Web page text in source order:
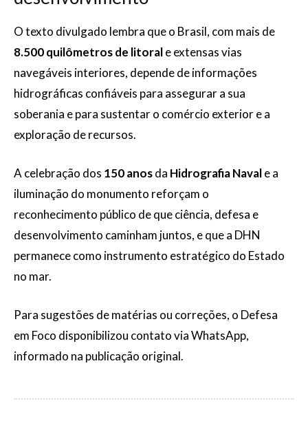
O texto divulgado lembra que o Brasil, com mais de
8.500 quilômetros de litorale extensas vias
navegáveis interiores, depende de informações
hidrográficas confiáveis para assegurar a sua
soberania e para sustentar o comércio exterior e a
exploração de recursos.
A celebração dos 150 anosda Hidrografia Navale a
iluminação do monumento reforçam o
reconhecimento público de que ciência, defesa e
desenvolvimento caminham juntos, e que a DHN
permanece como instrumento estratégico do Estado
no mar.
Para sugestões de matérias ou correções, o Defesa
em Foco disponibilizou contato via WhatsApp,
informado na publicação original.